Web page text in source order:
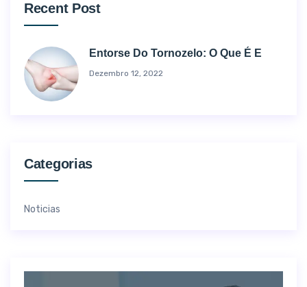
Recent Post
Entorse Do Tornozelo: O Que É E
Dezembro 12, 2022
Categorias
Noticias